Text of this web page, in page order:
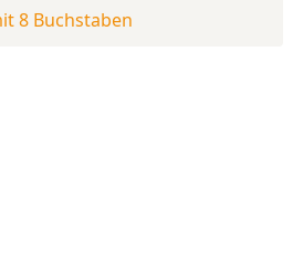
8 Buchstaben